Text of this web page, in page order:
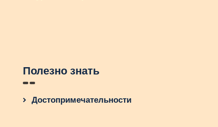
Полезно знать
Достопримечательности